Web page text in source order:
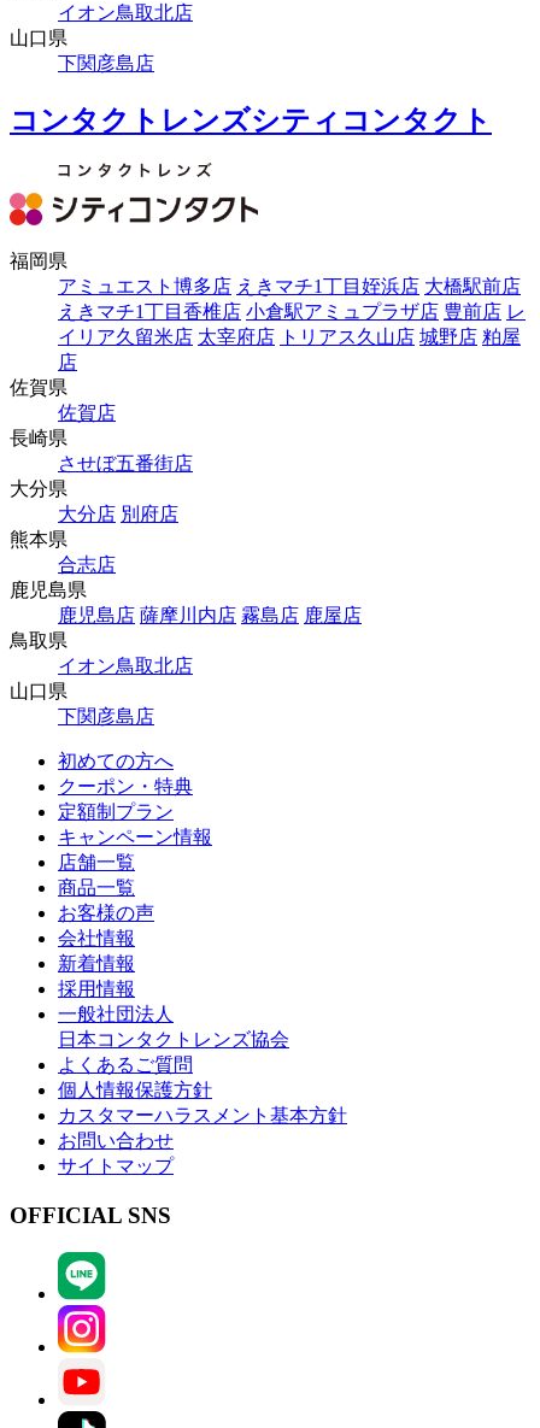
イオン鳥取北店
山口県
下関彦島店
コンタクトレンズシティコンタクト
福岡県
アミュエスト博多店 えきマチ1丁目姪浜店 大橋駅前店
えきマチ1丁目香椎店 小倉駅アミュプラザ店 豊前店 レ
イリア久留米店 太宰府店 トリアス久山店 城野店 粕屋
店
佐賀県
佐賀店
長崎県
させぼ五番街店
大分県
大分店 別府店
熊本県
合志店
鹿児島県
鹿児島店 薩摩川内店 霧島店 鹿屋店
鳥取県
イオン鳥取北店
山口県
下関彦島店
初めての方へ
クーポン・特典
定額制プラン
キャンペーン情報
店舗一覧
商品一覧
お客様の声
会社情報
新着情報
採用情報
一般社団法人
日本コンタクトレンズ協会
よくあるご質問
個人情報保護方針
カスタマーハラスメント基本方針
お問い合わせ
サイトマップ
OFFICIAL SNS